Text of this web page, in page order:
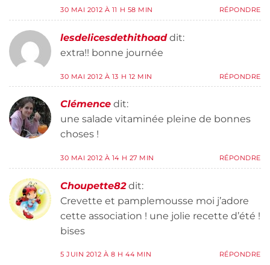
30 MAI 2012 À 11 H 58 MIN RÉPONDRE
lesdelicesdethithoad dit:
extra!! bonne journée
30 MAI 2012 À 13 H 12 MIN RÉPONDRE
Clémence dit:
une salade vitaminée pleine de bonnes
choses !
30 MAI 2012 À 14 H 27 MIN RÉPONDRE
Choupette82 dit:
Crevette et pamplemousse moi j’adore
cette association ! une jolie recette d’été !
bises
5 JUIN 2012 À 8 H 44 MIN RÉPONDRE